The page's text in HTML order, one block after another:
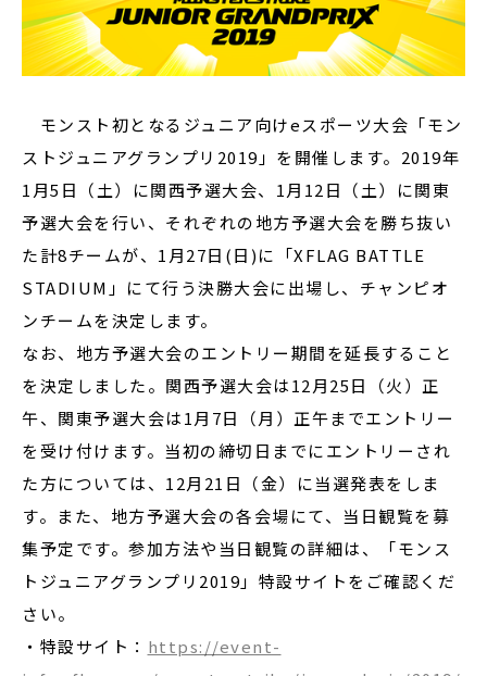
モンスト初となるジュニア向けeスポーツ大会「モン
ストジュニアグランプリ2019」を開催します。2019年
1月5日（土）に関西予選大会、1月12日（土）に関東
予選大会を行い、それぞれの地方予選大会を勝ち抜い
た計8チームが、1月27日(日)に「XFLAG BATTLE
STADIUM」にて行う決勝大会に出場し、チャンピオ
ンチームを決定します。
なお、地方予選大会のエントリー期間を延長すること
を決定しました。関西予選大会は12月25日（火）正
午、関東予選大会は1月7日（月）正午までエントリー
を受け付けます。当初の締切日までにエントリーされ
た方については、12月21日（金）に当選発表をしま
す。また、地方予選大会の各会場にて、当日観覧を募
集予定です。参加方法や当日観覧の詳細は、「モンス
トジュニアグランプリ2019」特設サイトをご確認くだ
さい。
・特設サイト： https://event-